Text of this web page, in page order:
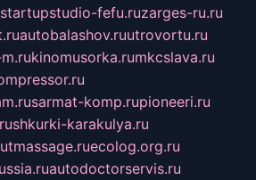
startupstudio-fefu.ruzarges-ru.ru
autobalashov.ruutrovortu.ru
kinomusorka.rumkcslava.ru
sarmat-komp.rupioneeri.ru
shkurki-karakulya.ru
ecolog.org.ru
autodoctorservis.ru